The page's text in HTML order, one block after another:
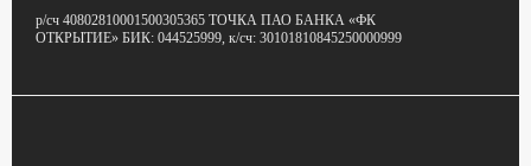
р/сч 40802810001500305365 ТОЧКА ПАО БАНКА «ФК
ОТКРЫТИЕ» БИК: 044525999, к/сч: 30101810845250000999